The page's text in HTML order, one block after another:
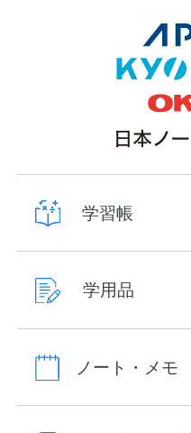
学習帳
学用品
ノート・メモ